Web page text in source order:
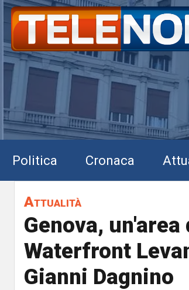
Politica Cronaca
Attualità
Genova,
Waterfront
Gianni Dagnino